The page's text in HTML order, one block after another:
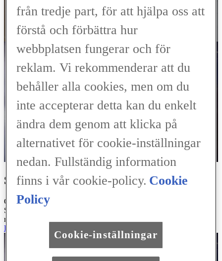
BOKA SERVICE
Kontakta oss
SERVICEBOKNING ONLINE
Genom några enkla klick kan du boka en service hos oss på Lexus
Service Mariestad. Följ länken nedan och slutför din servicebokning
redan idag.
BOKA SERVICE
från tredje part, för att hjälpa oss att
förstå och förbättra hur
webbplatsen fungerar och för
reklam. Vi rekommenderar att du
behåller alla cookies, men om du
inte accepterar detta kan du enkelt
ändra dem genom att klicka på
alternativet för cookie-inställningar
nedan. Fullständig information
finns i vår cookie-policy. Cookie
Policy
Cookie-inställningar